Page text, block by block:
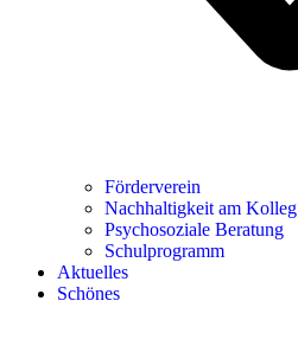
Förderverein
Nachhaltigkeit am Kolleg
Psychosoziale Beratung
Schulprogramm
Aktuelles
Schönes